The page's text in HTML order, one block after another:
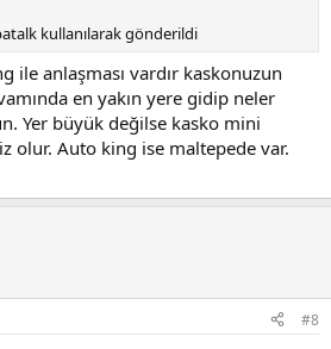
kullanılarak gönderildi
ile anlaşması vardır kaskonuzun
en yakın yere gidip neler
Yer büyük değilse kasko mini
olur. Auto king ise maltepede var.
#8